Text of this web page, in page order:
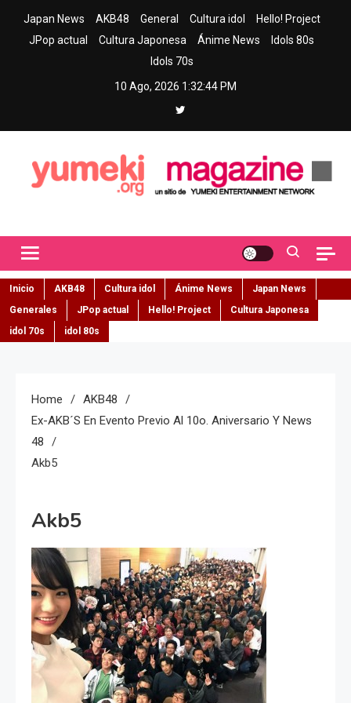
Japan News AKB48 General Cultura idol
Hello! Project
JPop actual
Cultura Japonesa Ánime News
Idols 80s
Idols 70s
10 Ago, 2026 1:32:45 PM
Inicio AKB48 Cultura idol Ánime News
Japan News
Generales
JPop actual Hello! Project
Cultura Japonesa
idol 70s
idol 80s
Home
AKB48
Ex-AKB´s En Evento Previo Al 10o. Aniversario Y News
48
Akb5
Akb5